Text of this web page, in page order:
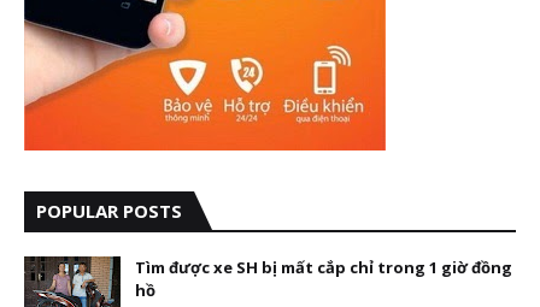
POPULAR POSTS
Tìm được xe SH bị mất cắp chỉ trong 1 giờ đồng
hồ